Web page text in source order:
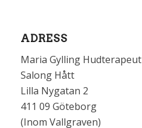
ADRESS
Maria Gylling Hudterapeut
Salong Hått
Lilla Nygatan 2
411 09 Göteborg
(Inom Vallgraven)